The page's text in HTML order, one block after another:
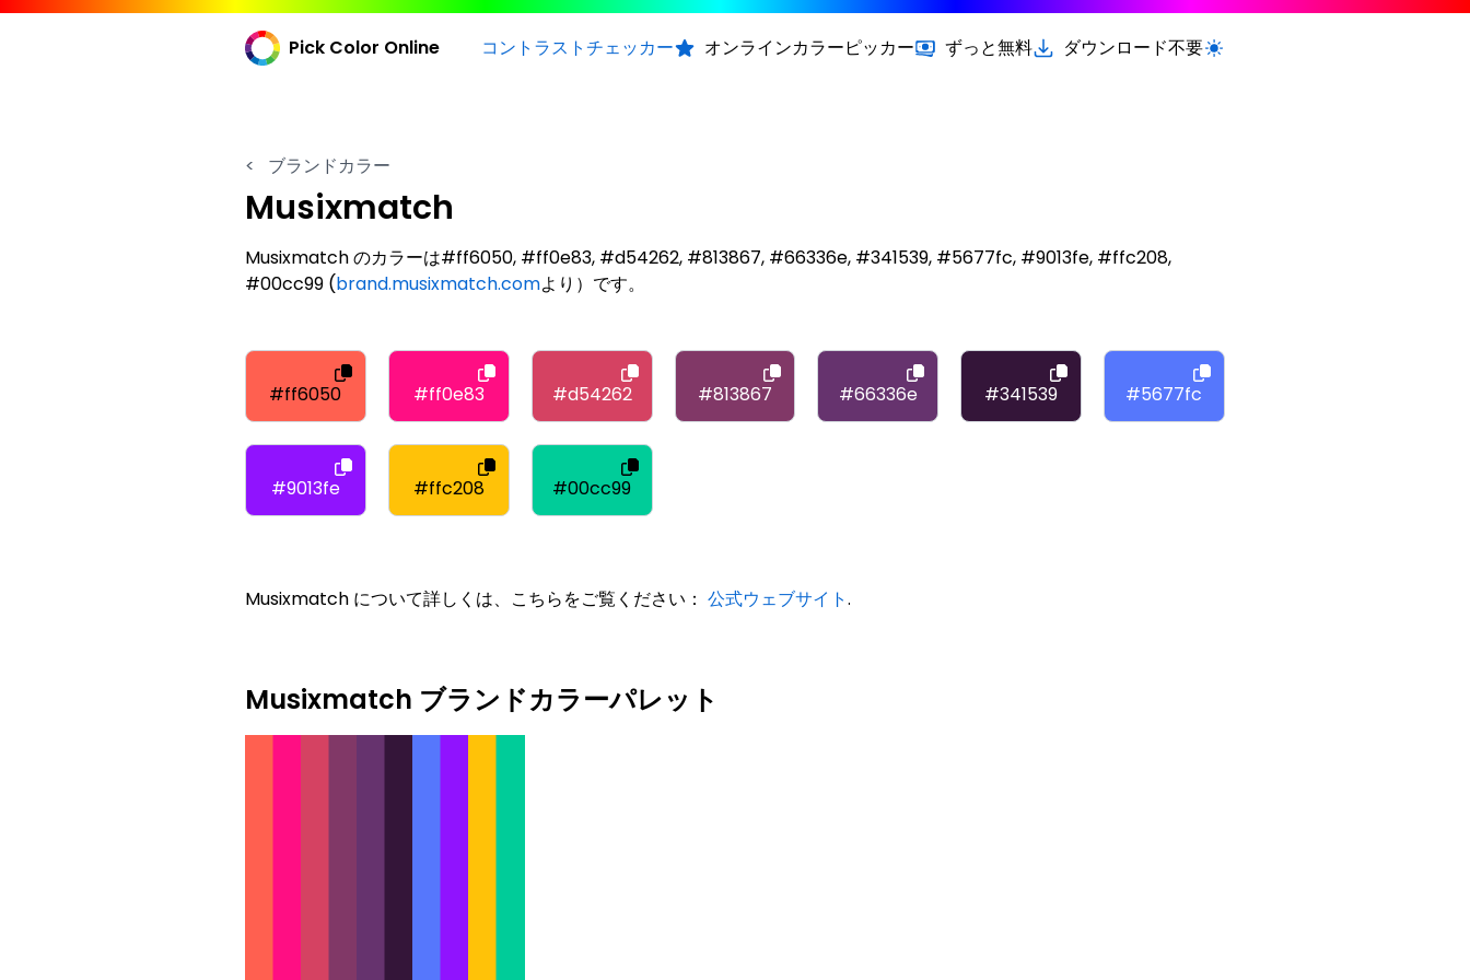
Pick Color Online コントラストチェッカー オンラインカラーピッカー ずっと無料 ダウンロード不要ライト/ダークモードを切り替える
< ブランドカラー
Musixmatch
Musixmatch のカラーは#ff6050, #ff0e83, #d54262, #813867, #66336e, #341539, #5677fc, #9013fe, #ffc208,
#00cc99 (brand.musixmatch.comより）です。
#ff6050 #ff0e83 #d54262 #813867 #66336e #341539 #5677fc
#9013fe #ffc208 #00cc99
Musixmatch について詳しくは、こちらをご覧ください： 公式ウェブサイト.
Musixmatch ブランドカラーパレット